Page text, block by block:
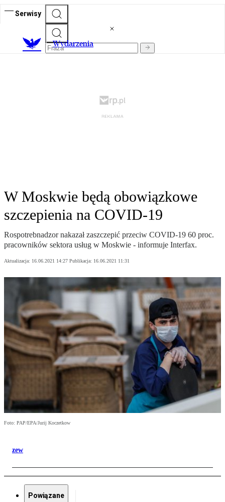
Serwisy
Wydarzenia
W Moskwie będą obowiązkowe
szczepienia na COVID-19
Rospotrebnadzor nakazał zaszczepić przeciw COVID-19 60 proc.
pracowników sektora usług w Moskwie - informuje Interfax.
Aktualizacja: 16.06.2021 14:27 Publikacja: 16.06.2021 11:31
Foto: PAP/EPA/Jurij Koczetkow
zew
Powiązane